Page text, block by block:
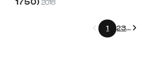
2018
Précédent
1 23...